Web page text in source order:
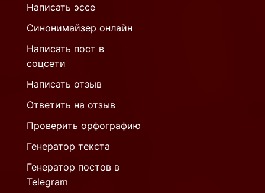
Написать эссе
Синонимайзер онлайн
Написать пост в
соцсети
Написать отзыв
Ответить на отзыв
Проверить орфографию
Генератор текста
Генератор постов в
Telegram